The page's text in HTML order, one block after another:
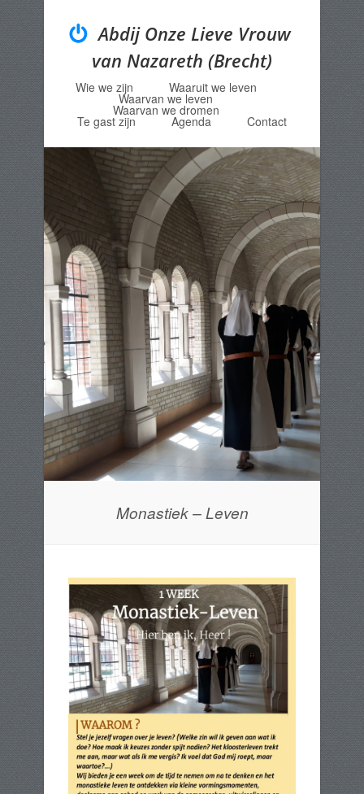
Abdij Onze Lieve Vrouw
van Nazareth (Brecht)
Menu
Skip to content
Wie we zijn Waaruit we leven
Waarvan we leven
Waarvan we dromen
Te gast zijn Agenda Contact
Monastiek – Leven